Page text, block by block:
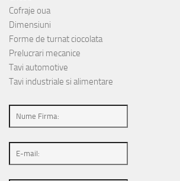
Cofraje oua
Dimensiuni
Forme de turnat ciocolata
Prelucrari mecanice
Tavi automotive
Tavi industriale si alimentare